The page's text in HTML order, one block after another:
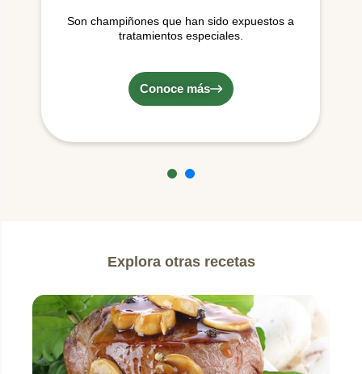
Son champiñones que han sido expuestos a
tratamientos especiales.
Conoce más
Explora otras recetas